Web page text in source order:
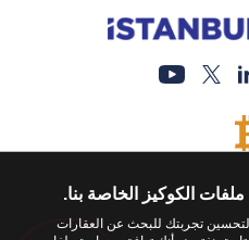
الدفع بالبيتكوين
الكوكيز الخاصة بنا.
تجربتك للبحث عن العقارات